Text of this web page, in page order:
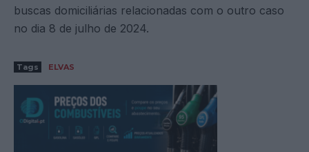
buscas domiciliárias relacionadas com o outro caso
no dia 8 de julho de 2024.
Tags ELVAS